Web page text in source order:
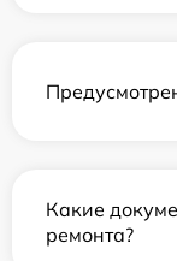
Какие
ремонта?